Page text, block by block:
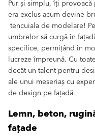
Pur și simplu, îți
era exclus acum devine
tencuiala de modelare!
umbrelor să curgă în
specifice, permițând în
lucreze împreună. Cu
decât un talent pentru
ale unui meseriaș cu
de design pe fațadă.
Lemn, beton,
fațade